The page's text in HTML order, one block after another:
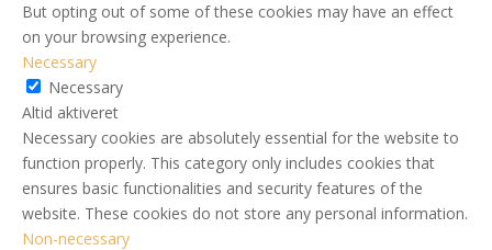
But opting out of some of these cookies may have an effect
on your browsing experience.
Necessary
Necessary
Altid aktiveret
Necessary cookies are absolutely essential for the website to
function properly. This category only includes cookies that
ensures basic functionalities and security features of the
website. These cookies do not store any personal information.
Non-necessary